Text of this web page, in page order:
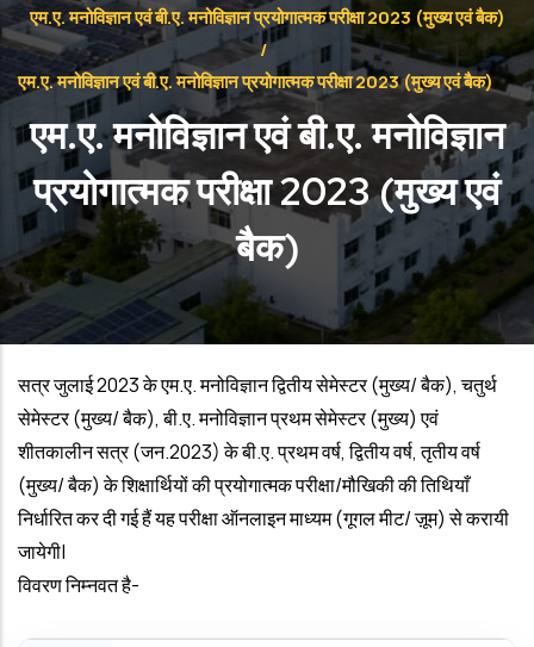
एम.ए. मनोविज्ञान एवं बी.ए. मनोविज्ञान प्रयोगात्मक परीक्षा 2023 (मुख्य एवं बैक)
/
एम.ए. मनोविज्ञान एवं बी.ए. मनोविज्ञान प्रयोगात्मक परीक्षा 2023 (मुख्य एवं बैक)
एम.ए. मनोविज्ञान एवं बी.ए. मनोविज्ञान
प्रयोगात्मक परीक्षा 2023 (मुख्य एवं
बैक)
सत्र जुलाई 2023 के एम.ए. मनोविज्ञान द्वितीय सेमेस्टर (मुख्य/ बैक), चतुर्थ
सेमेस्टर (मुख्य/ बैक), बी.ए. मनोविज्ञान प्रथम सेमेस्टर (मुख्य) एवं
शीतकालीन सत्र (जन.2023) के बी.ए. प्रथम वर्ष, द्वितीय वर्ष, तृतीय वर्ष
(मुख्य/ बैक) के शिक्षार्थियों की प्रयोगात्मक परीक्षा/मौखिकी की तिथियाँ
निर्धारित कर दी गई हैं यह परीक्षा ऑनलाइन माध्यम (गूगल मीट/ ज़ूम) से करायी
जायेगी|
विवरण निम्नवत है-